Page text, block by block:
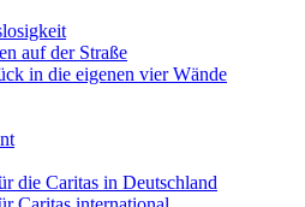
auf der Straße
in die eigenen vier Wände
die Caritas in Deutschland